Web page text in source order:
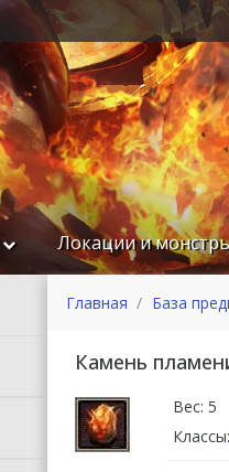
Локации и
Главная База
Камень
Вес: 5
Классы: